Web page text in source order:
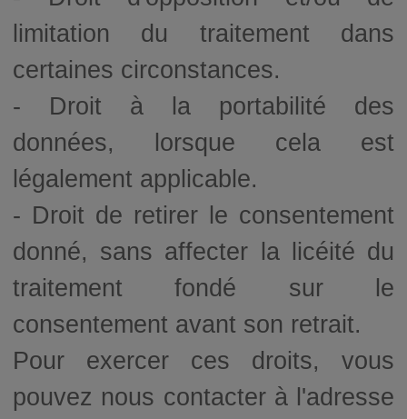
limitation du traitement dans
certaines circonstances.
- Droit à la portabilité des
données, lorsque cela est
légalement applicable.
- Droit de retirer le consentement
donné, sans affecter la licéité du
traitement fondé sur le
consentement avant son retrait.
Pour exercer ces droits, vous
pouvez nous contacter à l'adresse